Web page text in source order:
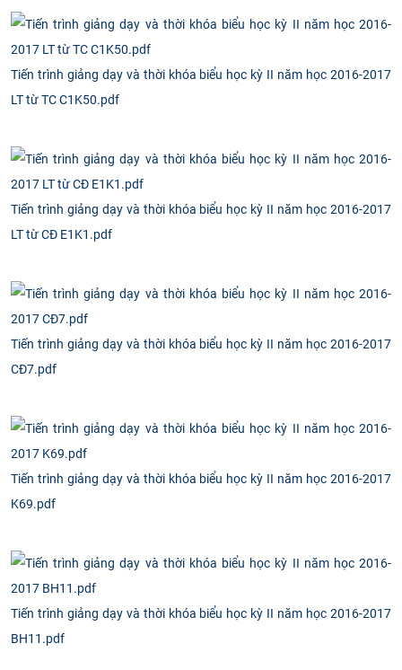
Tiến trình giảng dạy và thời khóa biểu học kỳ II năm học 2016-2017
LT từ TC C1K50.pdf
Tiến trình giảng dạy và thời khóa biểu học kỳ II năm học 2016-2017
LT từ CĐ E1K1.pdf
Tiến trình giảng dạy và thời khóa biểu học kỳ II năm học 2016-2017
CĐ7.pdf
Tiến trình giảng dạy và thời khóa biểu học kỳ II năm học 2016-2017
K69.pdf
Tiến trình giảng dạy và thời khóa biểu học kỳ II năm học 2016-2017
BH11.pdf